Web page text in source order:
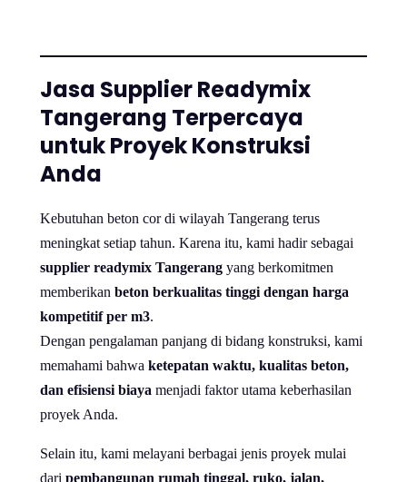
Jasa Supplier Readymix
Tangerang Terpercaya
untuk Proyek Konstruksi
Anda
Kebutuhan beton cor di wilayah Tangerang terus
meningkat setiap tahun. Karena itu, kami hadir sebagai
supplier readymix Tangerang yang berkomitmen
memberikan beton berkualitas tinggi dengan harga
kompetitif per m3.
Dengan pengalaman panjang di bidang konstruksi, kami
memahami bahwa ketepatan waktu, kualitas beton,
dan efisiensi biaya menjadi faktor utama keberhasilan
proyek Anda.
Selain itu, kami melayani berbagai jenis proyek mulai
dari pembangunan rumah tinggal, ruko, jalan,